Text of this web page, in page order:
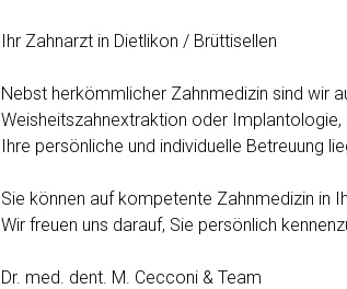
Ihr Zahnarzt in Dietlikon / Brüttisellen
Nebst herkömmlicher Zahnmedizin sind wir
Weisheitszahnextraktion oder Implantologie,
Ihre persönliche und individuelle Betreuung
Sie können auf kompetente Zahnmedizin in
Wir freuen uns darauf, Sie persönlich
Dr. med. dent. M. Cecconi & Team